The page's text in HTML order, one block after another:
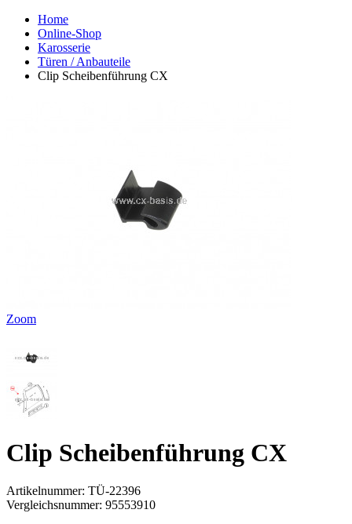
Home
Online-Shop
Karosserie
Türen / Anbauteile
Clip Scheibenführung CX
Zoom
Clip Scheibenführung CX
Artikelnummer: TÜ-22396
Vergleichsnummer: 95553910